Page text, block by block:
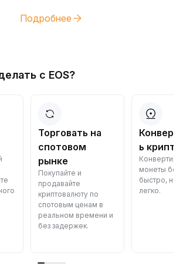
Подробнее
с EOS?
Торговать на
спотовом
рынке
Покупайте и
продавайте
криптовалюту по
спотовым ценам в
реальном времени и
без задержек.
ь
монеты
быстро,
легко.